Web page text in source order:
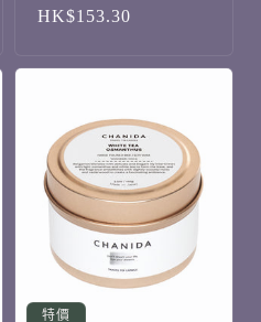
價
價
HK$153.30
特價